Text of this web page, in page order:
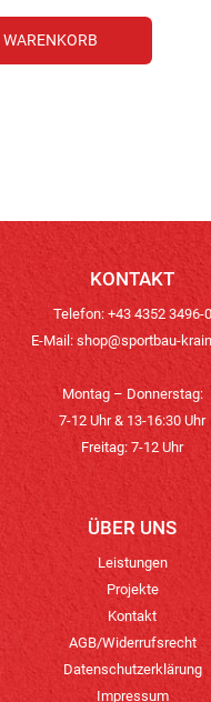
KONTAKT
Telefon: +43 4352 3496-0
E-Mail:shop@sportbau-
Montag – Donnerstag:
7-12 Uhr & 13-16:30 Uhr
Freitag: 7-12 Uhr
ÜBER UNS
Leistungen
Projekte
Kontakt
AGB/Widerrufsrecht
Datenschutzerklärung
Impressum